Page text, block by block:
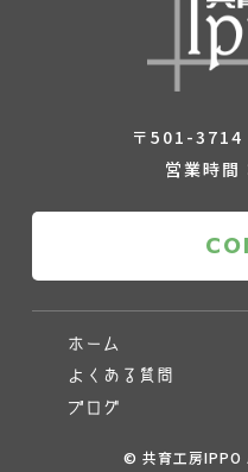
〒501-3714
営業時
ホーム
よくある質問
ブログ
© 共育工房